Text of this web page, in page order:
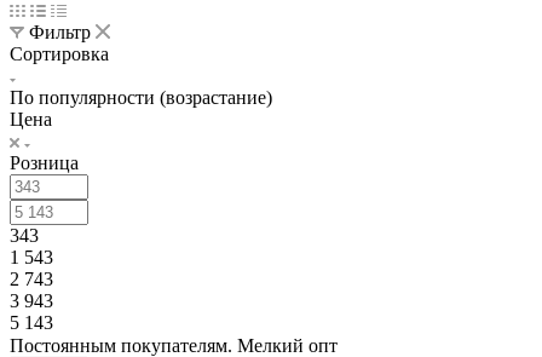
Фильтр
Сортировка
По популярности (возрастание)
Цена
Розница
343
1 543
2 743
3 943
5 143
Постоянным покупателям. Мелкий опт